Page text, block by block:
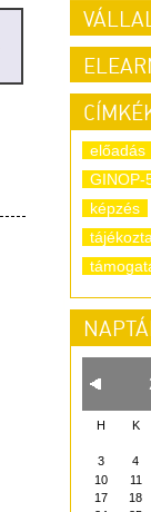
előadás
GINOP-
képzés
H K
3
4
10
11
17
18